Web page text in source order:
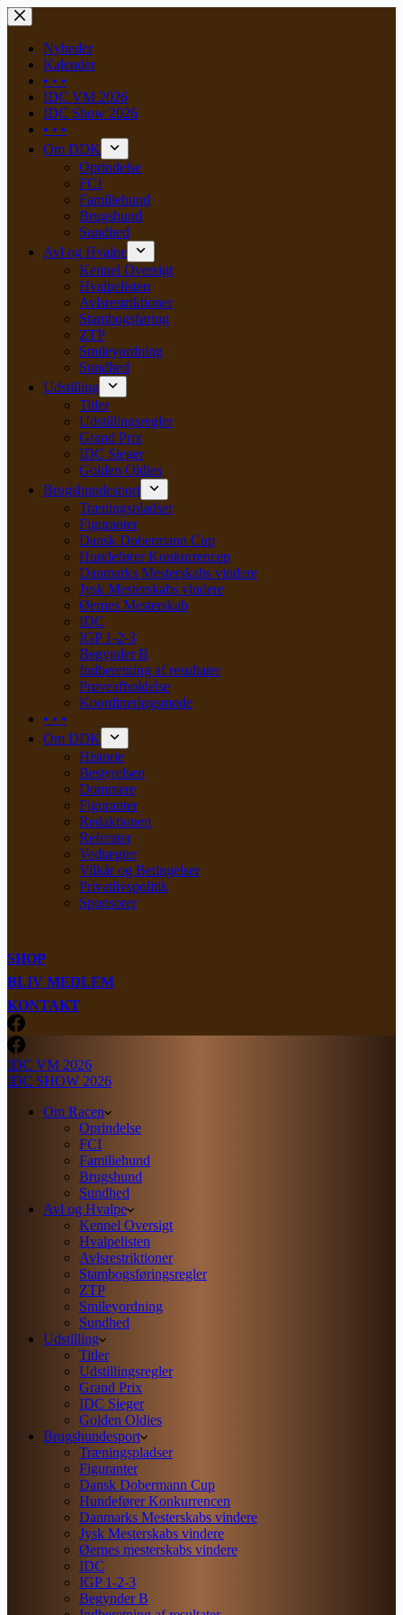
Skip
to
contentNyheder
Kalender
• • •
IDC VM 2026
IDC Show 2026
• • •
Om DDK
Oprindelse
FCI
Familiehund
Brugshund
Sundhed
Avl og Hvalpe
Kennel Oversigt
Hvalpelisten
Avlsrestriktioner
Stambogsføring
ZTP
Smileyordning
Sundhed
Udstilling
Titler
Udstillingsregler
Grand Prix
IDC Sieger
Golden Oldies
Brugshundesport
Træningspladser
Figuranter
Dansk Dobermann Cup
Hundefører Konkurrencen
Danmarks Mesterskabs vindere
Jysk Mesterskabs vindere
Øernes Mesterskab
IDC
IGP 1-2-3
Begynder B
Indberetning af resultater
Prøveafholdelse
Koordineringsmøde
• • •
Om DDK
Historie
Bestyrelsen
Dommere
Figuranter
Redaktionen
Referater
Vedtægter
Vilkår og Betingelser
Privatlivspolitik
Sponsorer
SHOP
BLIV MEDLEM
KONTAKT
IDC VM 2026
IDC SHOW 2026
Om Racen
Oprindelse
FCI
Familiehund
Brugshund
Sundhed
Avl og Hvalpe
Kennel Oversigt
Hvalpelisten
Avlsrestriktioner
Stambogsføringsregler
ZTP
Smileyordning
Sundhed
Udstilling
Titler
Udstillingsregler
Grand Prix
IDC Sieger
Golden Oldies
Brugshundesport
Træningspladser
Figuranter
Dansk Dobermann Cup
Hundefører Konkurrencen
Danmarks Mesterskabs vindere
Jysk Mesterskabs vindere
Øernes mesterskabs vindere
IDC
IGP 1-2-3
Begynder B